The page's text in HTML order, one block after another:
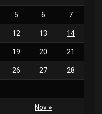
Nov »
5 6 7
12 13 14
19 20 21
26 27 28